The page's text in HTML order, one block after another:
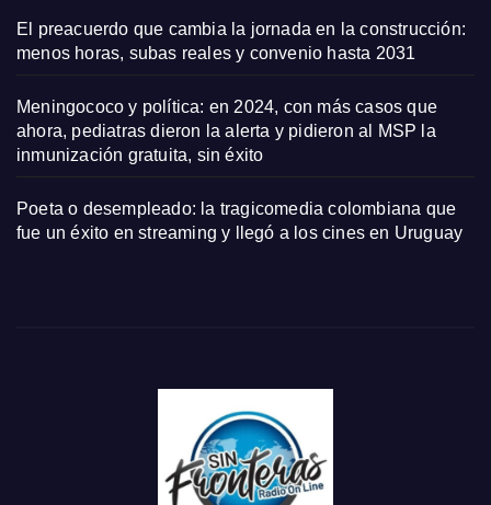
El preacuerdo que cambia la jornada en la construcción:
menos horas, subas reales y convenio hasta 2031
Meningococo y política: en 2024, con más casos que
ahora, pediatras dieron la alerta y pidieron al MSP la
inmunización gratuita, sin éxito
Poeta o desempleado: la tragicomedia colombiana que
fue un éxito en streaming y llegó a los cines en Uruguay